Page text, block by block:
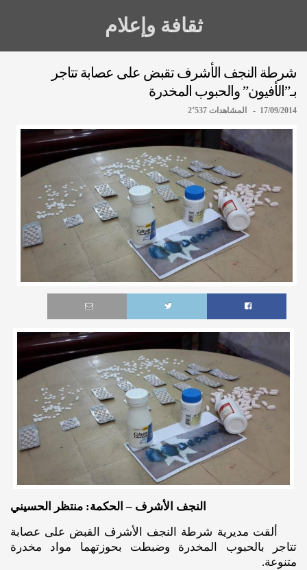
ثقافة وإعلام
شرطة النجف الأشرف تقبض على عصابة تتاجر
بـ”الأفيون” والحبوب المخدرة
17/09/2014 - المشاهدات 2٬537
النجف الأشرف – الحكمة: منتظر الحسيني
ألقت مديرية شرطة النجف الأشرف القبض على عصابة
تتاجر بالحبوب المخدرة وضبطت بحوزتهما مواد مخدرة
متنوعة.